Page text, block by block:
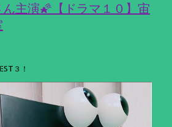
主演🌠【ドラマ１０】宙
３！